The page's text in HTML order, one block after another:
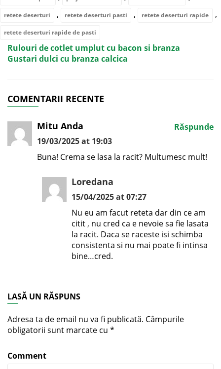
retete deserturi , retete deserturi pasti , retete deserturi rapide ,
retete deserturi rapide de pasti
Rulouri de cotlet umplut cu bacon si branza
Gustari dulci cu branza calcica
COMENTARII RECENTE
Mitu Anda
19/03/2025 at 19:03
Buna! Crema se lasa la racit? Multumesc mult!
Răspunde
Loredana
15/04/2025 at 07:27
Nu eu am facut reteta dar din ce am
citit , nu cred ca e nevoie sa fie lasata
la racit. Daca se raceste isi schimba
consistenta si nu mai poate fi intinsa
bine…cred.
LASĂ UN RĂSPUNS
Adresa ta de email nu va fi publicată. Câmpurile
obligatorii sunt marcate cu *
Comment